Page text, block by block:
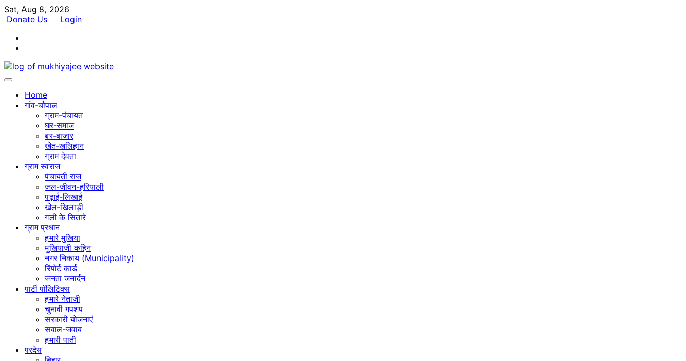
Skip
to
Sat, Aug 8, 2026
Donate Us
Login
Home
गांव-चौपाल
ग्राम-पंचायत
घर-समाज
बर-बाजार
खेत-खलिहान
ग्राम देवता
ग्राम स्वराज
पंचायती राज
जल-जीवन-हरियाली
पढ़ाई-लिखाई
खेल-खिलाड़ी
गली के सितारे
ग्राम प्रधान
हमारे मुखिया
मुखियाजी कहिन
नगर निकाय (Municipality)
रिपोर्ट कार्ड
जनता जनार्दन
पार्टी पॉलिटिक्स
हमारे नेताजी
चुनावी गपशप
सरकारी योजनाएं
सवाल-जवाब
हमारी पाती
परदेस